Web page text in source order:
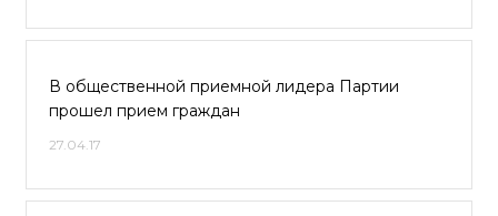
В общественной приемной лидера Партии
прошел прием граждан
27.04.17